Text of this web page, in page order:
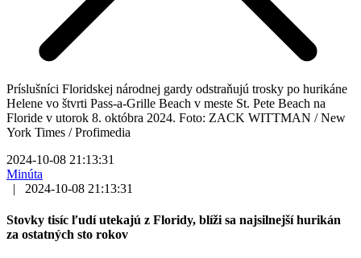
Príslušníci Floridskej národnej gardy odstraňujú trosky po hurikáne
Helene vo štvrti Pass-a-Grille Beach v meste St. Pete Beach na
Floride v utorok 8. októbra 2024. Foto: ZACK WITTMAN / New
York Times / Profimedia
2024-10-08 21:13:31
Minúta
|
2024-10-08 21:13:31
Stovky tisíc ľudí utekajú z Floridy, blíži sa najsilnejší hurikán
za ostatných sto rokov